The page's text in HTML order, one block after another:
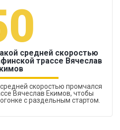
средней скоростью
трассе Вячеслав
скоростью промчался
Вячеслав Екимов, чтобы
с раздельным стартом.